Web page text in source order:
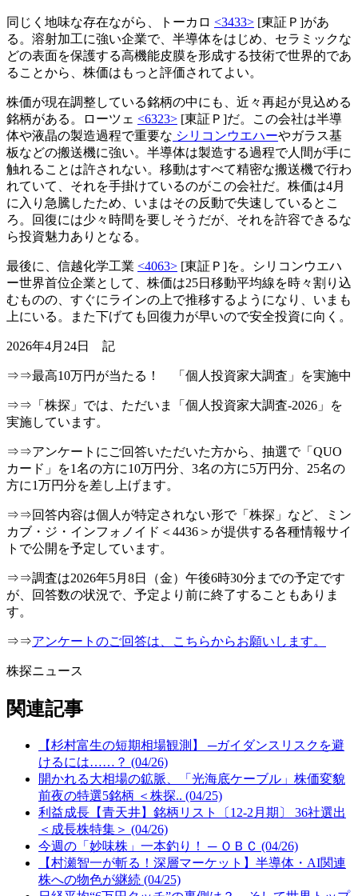
同じく地味な存在ながら、トーカロ <3433> [東証Ｐ]があ
る。溶射加工に強い企業で、半導体をはじめ、セラミックな
どの表面を保護する高機能皮膜を形成する技術で世界的であ
ることから、株価はもっと評価されてよい。
株価が現在調整している銘柄の中にも、近々再起が見込める
銘柄がある。ローツェ <6323> [東証Ｐ]だ。この会社は半導
体や液晶の製造過程で重要な シリコンウエハーやガラス基
板などの搬送機に強い。半導体は製造する過程で人間が手に
触れることは許されない。移動はすべて精密な搬送機で行わ
れていて、それを手掛けているのがこの会社だ。株価は4月
に入り急騰したため、いまはその反動で失速しているとこ
ろ。回復には少々時間を要しそうだが、それを許容できるな
ら投資魅力ありとなる。
最後に、信越化学工業 <4063> [東証Ｐ]を。シリコンウエハ
ー世界首位企業として、株価は25日移動平均線を時々割り込
むものの、すぐにラインの上で推移するようになり、いまも
上にいる。また下げても回復力が早いので安全投資に向く。
2026年4月24日 記
⇒⇒最高10万円が当たる！ 「個人投資家大調査」を実施中
⇒⇒「株探」では、ただいま「個人投資家大調査-2026」を
実施しています。
⇒⇒アンケートにご回答いただいた方から、抽選で「QUO
カード」を1名の方に10万円分、3名の方に5万円分、25名の
方に1万円分を差し上げます。
⇒⇒回答内容は個人が特定されない形で「株探」など、ミン
カブ・ジ・インフォノイド＜4436＞が提供する各種情報サイ
トで公開を予定しています。
⇒⇒調査は2026年5月8日（金）午後6時30分までの予定です
が、回答数の状況で、予定より前に終了することもありま
す。
⇒⇒アンケートのご回答は、こちらからお願いします。
株探ニュース
関連記事
【杉村富生の短期相場観測】 ─ガイダンスリスクを避
けるには……？ (04/26)
開かれる大相場の鉱脈、「光海底ケーブル」株価変貌
前夜の特選5銘柄 ＜株探.. (04/25)
利益成長【青天井】銘柄リスト〔12-2月期〕 36社選出
＜成長株特集＞ (04/26)
今週の「妙味株」一本釣り！ ─ ＯＢＣ (04/26)
【村瀬智一が斬る！深層マーケット】半導体・AI関連
株への物色が継続 (04/25)